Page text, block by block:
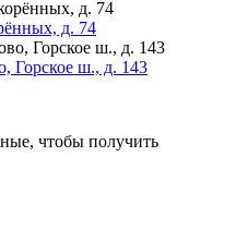
д. 74
ш., д. 143
чтобы получить